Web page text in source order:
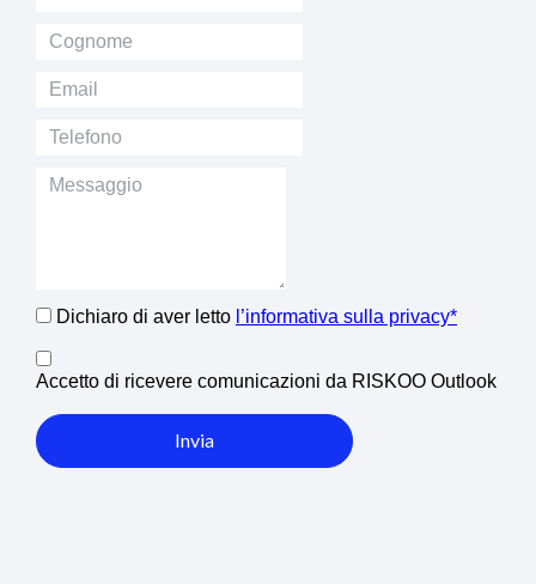
Dichiaro di aver letto l’informativa sulla privacy*
Accetto di ricevere comunicazioni da RISKOO Outlook
Invia